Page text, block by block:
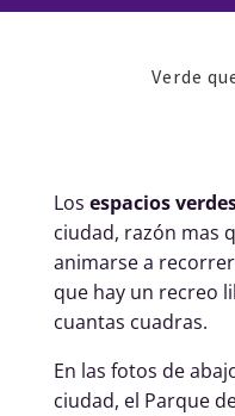
Verde
Los espacios
ciudad, razón mas
animarse a
que hay un recreo
cuantas cuadras.
En las fotos de
ciudad, el Parque